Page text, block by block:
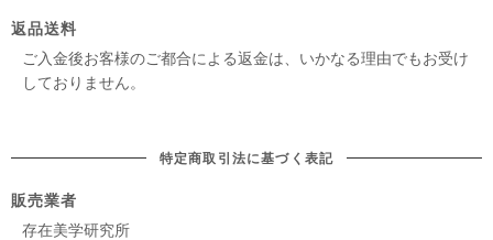
返品送料
ご入金後お客様のご都合による返金は、いかなる理由でもお受け
しておりません。
特定商取引法に基づく表記
販売業者
存在美学研究所